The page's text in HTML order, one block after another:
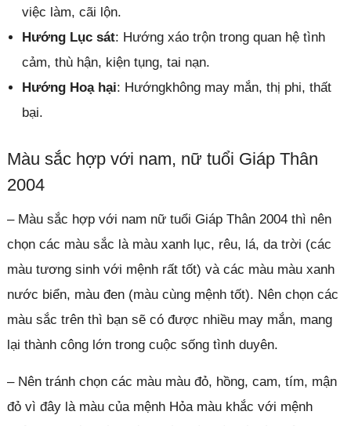
việc làm, cãi lộn.
Hướng Lục sát: Hướng xáo trộn trong quan hệ tình
cảm, thù hận, kiện tụng, tai nạn.
Hướng Hoạ hại: Hướngkhông may mắn, thị phi, thất
bại.
Màu sắc hợp với nam, nữ tuổi Giáp Thân
2004
– Màu sắc hợp với nam nữ tuổi Giáp Thân 2004 thì nên
chọn các màu sắc là màu xanh lục, rêu, lá, da trời (các
màu tương sinh với mệnh rất tốt) và các màu màu xanh
nước biển, màu đen (màu cùng mệnh tốt). Nên chọn các
màu sắc trên thì bạn sẽ có được nhiều may mắn, mang
lại thành công lớn trong cuộc sống tình duyên.
– Nên tránh chọn các màu màu đỏ, hồng, cam, tím, mận
đỏ vì đây là màu của mệnh Hỏa màu khắc với mệnh